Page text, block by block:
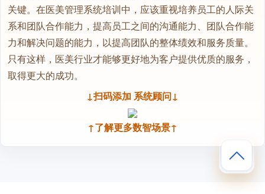
关键。在医美管理系统培训中，应该重视培养员工的人际关
系和团队合作能力，提高员工之间的沟通能力、团队合作能
力和解决问题的能力，以提高团队的整体绩效和服务质量。
只有这样，医美行业才能够更好地为客户提供优质的服务，
取得更大的成功。
↓扫码添加 系统顾问↓
↑了解更多数智场景↑